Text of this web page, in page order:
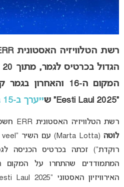
רשת הטלוויזיה האסטונית ERR
המקום ה-16 והאחרון בגמר קדם האירוויזיון האסטוני,
“Eesti Laul 2025” ש
ייערך ב-15 בפברואר בטאלין
רשת הטלוויזיה האסטונית ERR חשפה היום כי המתמודדת
לוטה